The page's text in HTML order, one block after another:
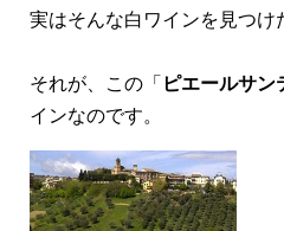
実はそんな白ワインを見つけ
それが 、この「 ピエールサ
インなのです。